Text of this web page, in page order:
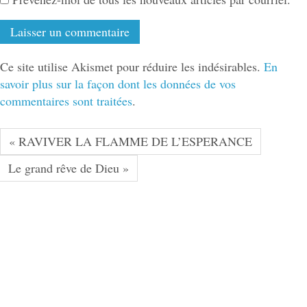
Ce site utilise Akismet pour réduire les indésirables. En
savoir plus sur la façon dont les données de vos
commentaires sont traitées.
« RAVIVER LA FLAMME DE L’ESPERANCE
Le grand rêve de Dieu »